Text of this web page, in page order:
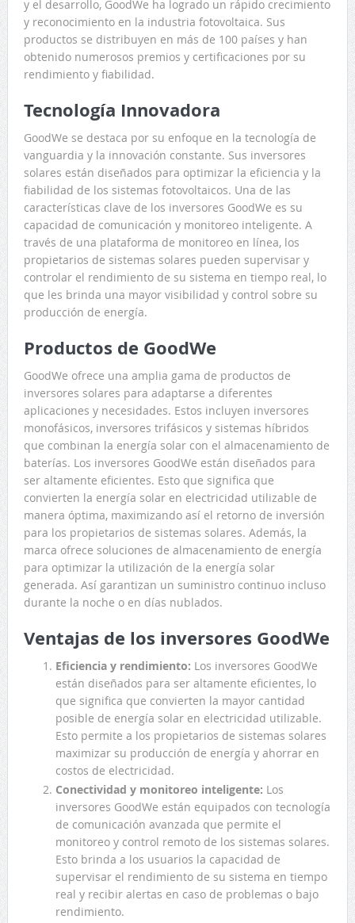
y el desarrollo, GoodWe ha logrado un rápido crecimiento
y reconocimiento en la industria fotovoltaica. Sus
productos se distribuyen en más de 100 países y han
obtenido numerosos premios y certificaciones por su
rendimiento y fiabilidad.
Tecnología Innovadora
GoodWe se destaca por su enfoque en la tecnología de
vanguardia y la innovación constante. Sus inversores
solares están diseñados para optimizar la eficiencia y la
fiabilidad de los sistemas fotovoltaicos. Una de las
características clave de los inversores GoodWe es su
capacidad de comunicación y monitoreo inteligente. A
través de una plataforma de monitoreo en línea, los
propietarios de sistemas solares pueden supervisar y
controlar el rendimiento de su sistema en tiempo real, lo
que les brinda una mayor visibilidad y control sobre su
producción de energía.
Productos de GoodWe
GoodWe ofrece una amplia gama de productos de
inversores solares para adaptarse a diferentes
aplicaciones y necesidades. Estos incluyen inversores
monofásicos, inversores trifásicos y sistemas híbridos
que combinan la energía solar con el almacenamiento de
baterías. Los inversores GoodWe están diseñados para
ser altamente eficientes. Esto que significa que
convierten la energía solar en electricidad utilizable de
manera óptima, maximizando así el retorno de inversión
para los propietarios de sistemas solares. Además, la
marca ofrece soluciones de almacenamiento de energía
para optimizar la utilización de la energía solar
generada. Así garantizan un suministro continuo incluso
durante la noche o en días nublados.
Ventajas de los inversores GoodWe
Eficiencia y rendimiento: Los inversores GoodWe
están diseñados para ser altamente eficientes, lo
que significa que convierten la mayor cantidad
posible de energía solar en electricidad utilizable.
Esto permite a los propietarios de sistemas solares
maximizar su producción de energía y ahorrar en
costos de electricidad.
Conectividad y monitoreo inteligente: Los
inversores GoodWe están equipados con tecnología
de comunicación avanzada que permite el
monitoreo y control remoto de los sistemas solares.
Esto brinda a los usuarios la capacidad de
supervisar el rendimiento de su sistema en tiempo
real y recibir alertas en caso de problemas o bajo
rendimiento.